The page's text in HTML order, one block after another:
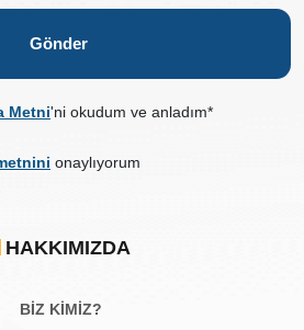
Gönder
Metni'ni okudum ve anladım*
onaylıyorum
HAKKIMIZDA
BİZ KİMİZ?